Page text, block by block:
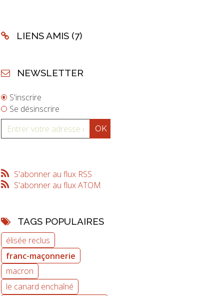
LIENS AMIS (7)
NEWSLETTER
S'inscrire
Se désinscrire
S'abonner au flux RSS
S'abonner au flux ATOM
TAGS POPULAIRES
élisée reclus
franc-maçonnerie
macron
le canard enchaîné